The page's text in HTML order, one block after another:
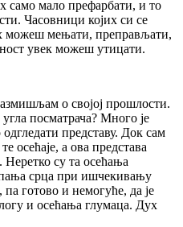
мало префарбати, и то
Часовници којих си се
можеш мењати, преправљати,
увек можеш утицати.
о својој прошлости.
посматрача? Много је
представу. Док сам
осећаје, а ова представа
су та осећања
срца при ишчекивању
па готово и немогуће, да је
и осећања глумаца. Дух